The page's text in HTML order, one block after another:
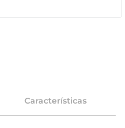
Características